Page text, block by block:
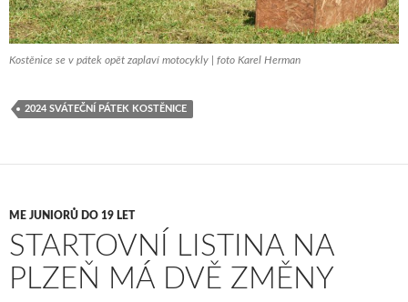
Kostěnice se v pátek opět zaplaví motocykly | foto Karel Herman
2024 SVÁTEČNÍ PÁTEK KOSTĚNICE
ME JUNIORŮ DO 19 LET
STARTOVNÍ LISTINA NA
PLZEŇ MÁ DVĚ ZMĚNY